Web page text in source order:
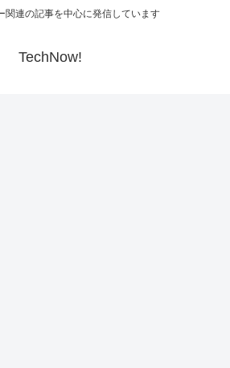
関連の記事を中心に発信しています
TechNow!